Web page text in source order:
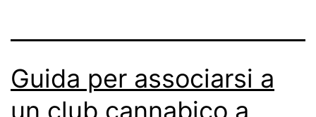
Guida per associarsi a
un club cannabico a